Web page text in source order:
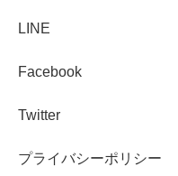
LINE
Facebook
Twitter
プライバシーポリシー